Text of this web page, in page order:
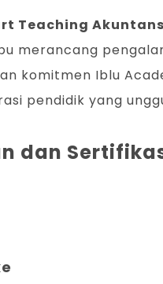
Teaching
merancang
komitmen Iblu
pendidik yang
dan